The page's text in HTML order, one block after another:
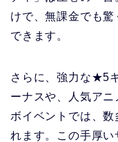
けで、無課金でも
できます。
さらに、強力な★5
ーナスや、人気ア
ボイベントでは、
れます。この手厚